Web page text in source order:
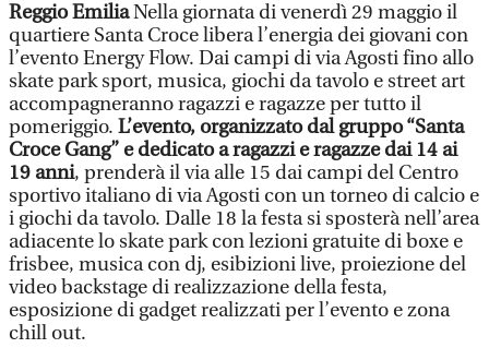
Reggio EmiliaNella giornata di venerdì 29 maggio il
quartiere Santa Croce libera l’energia dei giovani con
l’evento Energy Flow. Dai campi di via Agosti fino allo
skate park sport, musica, giochi da tavolo e street art
accompagneranno ragazzi e ragazze per tutto il
pomeriggio. L’evento, organizzato dal gruppo “Santa
Croce Gang” e dedicato a ragazzi e ragazze dai 14 ai
19 anni, prenderà il via alle 15 dai campi del Centro
sportivo italiano di via Agosti con un torneo di calcio e
i giochi da tavolo. Dalle 18 la festa si sposterà nell’area
adiacente lo skate park con lezioni gratuite di boxe e
frisbee, musica con dj, esibizioni live, proiezione del
video backstage di realizzazione della festa,
esposizione di gadget realizzati per l’evento e zona
chill out.